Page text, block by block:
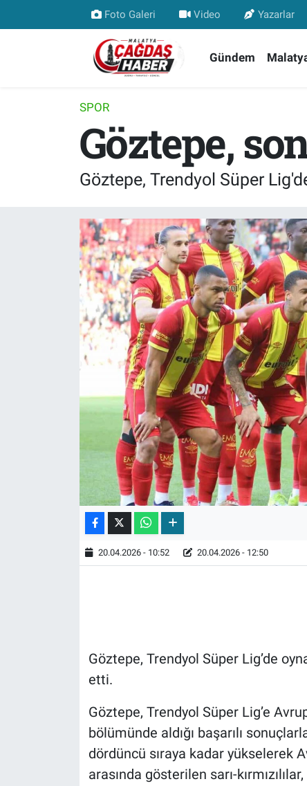
Foto Galeri Video Yazarlar
Gündem
SPOR
Göztepe,
Göztepe, Trendyol Süper
20.04.2026 - 10:52 20.04.2026 - 12:50
Göztepe, Trendyol Süper Lig’de
etti.
Göztepe, Trendyol Süper Lig’e
bölümünde aldığı başarılı
dördüncü sıraya kadar yükselerek
arasında gösterilen sarı-
Nöbetçi Eczaneler
Malatya Namaz Vakitleri
Trafik Durumu
Süper Lig Puan Durumu ve Fikstür
Tüm Manşetler
Son Dakika Haberleri
Haber Arşivi